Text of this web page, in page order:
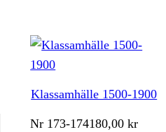
Klassamhälle 1500-1900
Nr 173-174180,00kr